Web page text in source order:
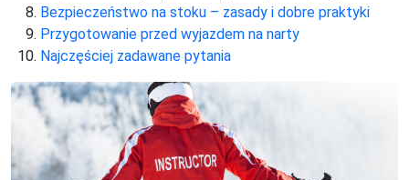
Bezpieczeństwo na stoku – zasady i dobre praktyki
Przygotowanie przed wyjazdem na narty
Najczęściej zadawane pytania